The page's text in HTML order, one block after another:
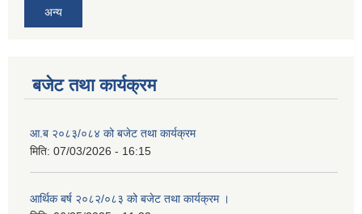
अन्य
बजेट तथा कार्यक्रम
आ.ब २०८३/०८४ को बजेट तथा कार्यक्रम
मिति: 07/03/2026 - 16:15
आर्थिक बर्ष २०८२/०८३ को बजेट तथा कार्यक्रम ।